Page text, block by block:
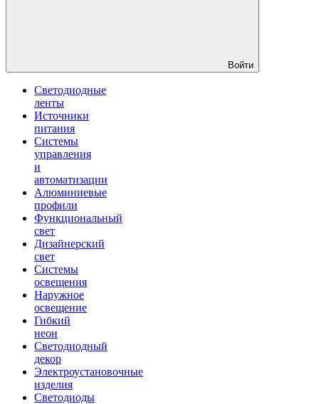
Войти
Светодиодные
ленты
Источники
питания
Системы
управления
и
автоматизации
Алюминиевые
профили
Функциональный
свет
Дизайнерский
свет
Системы
освещения
Наружное
освещение
Гибкий
неон
Светодиодный
декор
Электроустановочные
изделия
Светодиоды